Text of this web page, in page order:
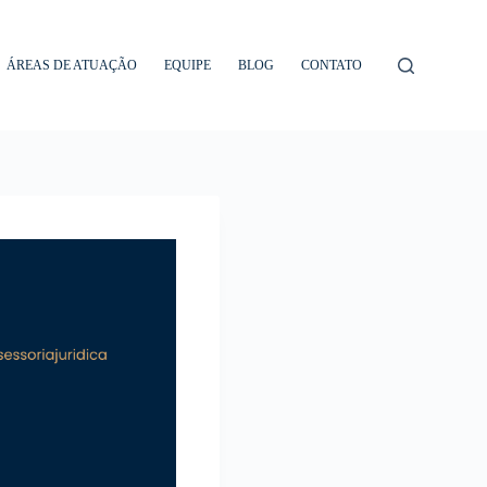
ÁREAS DE ATUAÇÃO EQUIPE BLOG CONTATO